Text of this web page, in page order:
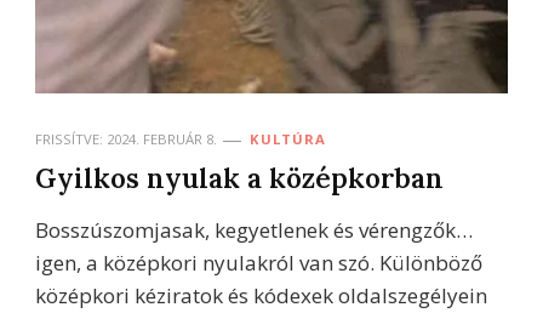
FRISSÍTVE: 2024. FEBRUÁR 8. KULTÚRA
Gyilkos nyulak a középkorban
Bosszúszomjasak, kegyetlenek és vérengzők…
igen, a középkori nyulakról van szó. Különböző
középkori kéziratok és kódexek oldalszegélyein